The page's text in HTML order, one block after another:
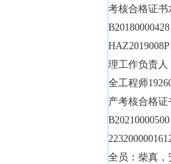
考核合格证书
理工作负责
全工程师
产考核合格证
全员：柴真